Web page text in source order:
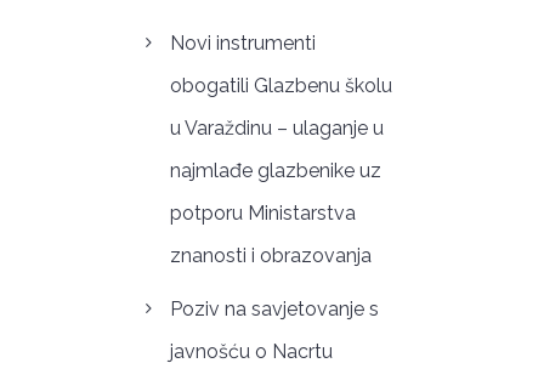
Novi instrumenti
obogatili Glazbenu školu
u Varaždinu – ulaganje u
najmlađe glazbenike uz
potporu Ministarstva
znanosti i obrazovanja
Poziv na savjetovanje s
javnošću o Nacrtu